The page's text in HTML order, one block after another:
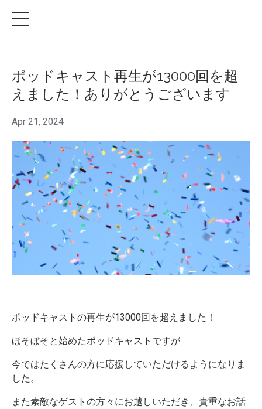
ポッドキャスト再生が13000回を超
えました！ありがとうございます
Apr 21, 2024
ポッドキャストの再生が13000回を超えました！
ほそぼそと始めたポッドキャストですが
今ではたくさんの方に応援していただけるようになりま
した。
また素敵なゲストの方々にお越しいただき、貴重なお話